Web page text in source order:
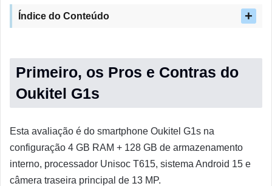
Índice do Conteúdo
Primeiro, os Pros e Contras do
Oukitel G1s
Esta avaliação é do smartphone Oukitel G1s na
configuração 4 GB RAM + 128 GB de armazenamento
interno, processador Unisoc T615, sistema Android 15 e
câmera traseira principal de 13 MP.